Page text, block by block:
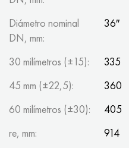
Diámetro nominal
DN, mm:
36″
30 milímetros (±15):
335
45 mm (±22,5):
360
60 milímetros (±30):
405
re, mm:
914